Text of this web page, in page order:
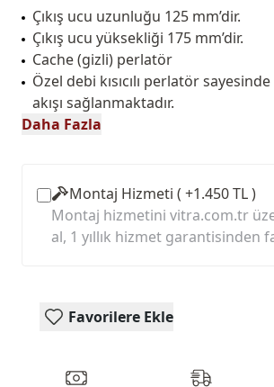
Çıkış ucu uzunluğu 125 mm’dir.
Çıkış ucu yüksekliği 175 mm’dir.
Cache (gizli) perlatör
Özel debi kısıcılı perlatör
akışı sağlanmaktadır.
Daha Fazla
Montaj Hizmeti ( +1.450 TL )
Montaj hizmetini vitra.com.tr
al, 1 yıllık hizmet garantisinden
Favorilere Ekle